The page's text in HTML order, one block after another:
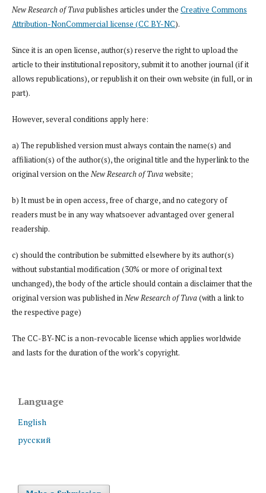
New Research of Tuvapublishes articles under the Creative Commons
Attribution-NonCommercial license (CC BY-NC).
Since it is an open license, author(s) reserve the right to upload the
article to their institutional repository, submit it to another journal (if it
allows republications), or republish it on their own website (in full, or in
part).
However, several conditions apply here:
a) The republished version must always contain the name(s) and
affiliation(s) of the author(s), the original title and the hyperlink to the
original version on the New Research of Tuvawebsite;
b) It must be in open access, free of charge, and no category of
readers must be in any way whatsoever advantaged over general
readership.
c) should the contribution be submitted elsewhere by its author(s)
without substantial modification (30% or more of original text
unchanged), the body of the article should contain a disclaimer that the
original version was published inNew Research of Tuva(with a link to
the respective page)
The CC-BY-NC is a non-revocable license which applies worldwide
and lasts for the duration of the work’s copyright.
Language
English
русский